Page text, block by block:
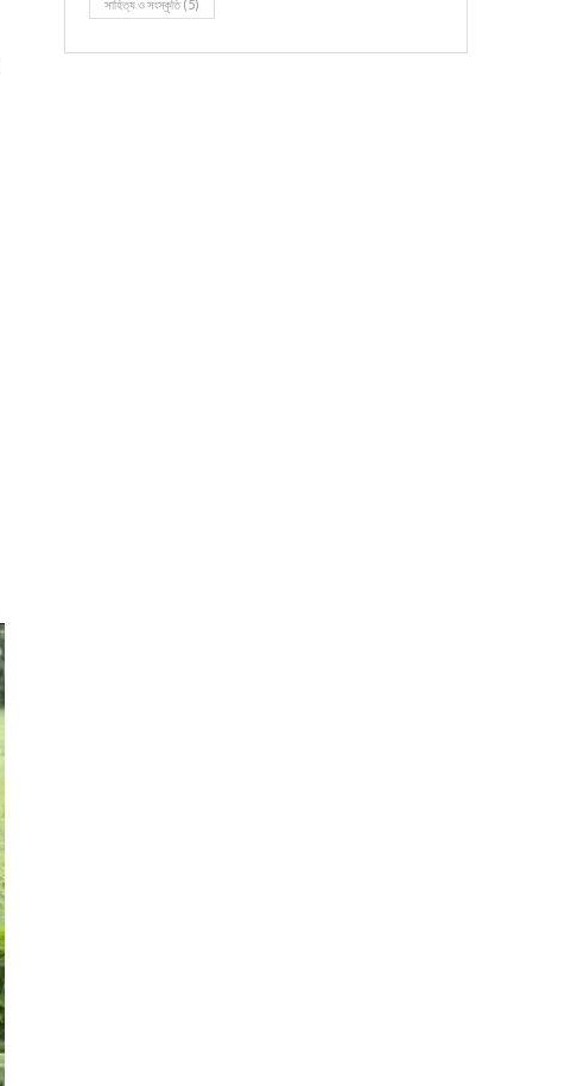
সাহিত্য ও সংস্কৃতি(5)